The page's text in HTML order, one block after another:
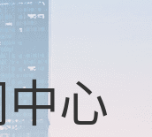
心